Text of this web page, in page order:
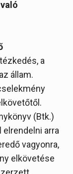
a
állam.
(Btk.)
arra
vagyonra,
elkövetése